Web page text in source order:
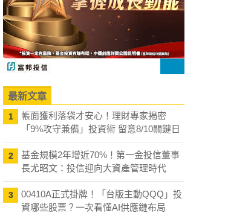
最新文章
1
帳面獲利落袋才安心！理財專家揭密
「9%攻守兼備」投資術 留意8/10關鍵日
2
基金規模2年增近70%！第一金投信董事
長尤昭文：投信迎向大資產管理時代
3
00410A正式掛牌！「台版主動QQQ」投
資哪些股票？一次看懂AI供應鏈布局